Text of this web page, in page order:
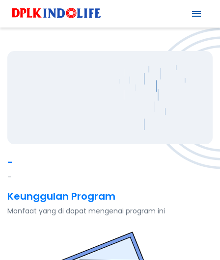
-
-
Keunggulan Program
Manfaat yang di dapat mengenai program ini